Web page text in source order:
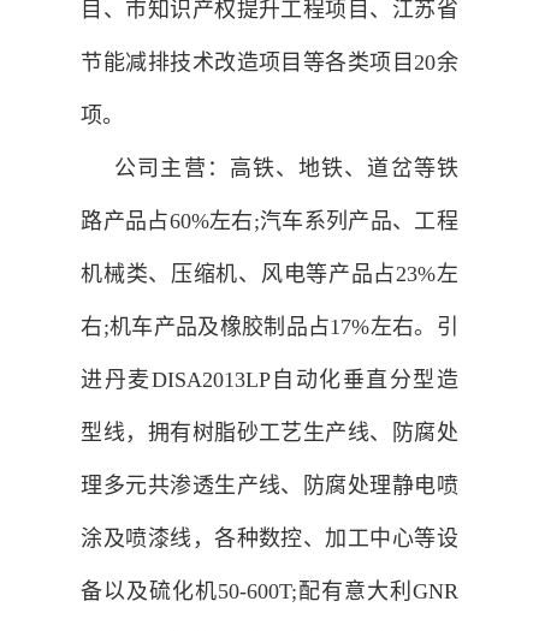
目、市知识产权提升工程项目、江苏省
节能减排技术改造项目等各类项目20余
项。
公司主营：高铁、地铁、道岔等铁
路产品占60%左右;汽车系列产品、工程
机械类、压缩机、风电等产品占23%左
右;机车产品及橡胶制品占17%左右。引
进丹麦DISA2013LP自动化垂直分型造
型线，拥有树脂砂工艺生产线、防腐处
理多元共渗透生产线、防腐处理静电喷
涂及喷漆线，各种数控、加工中心等设
备以及硫化机50-600T;配有意大利GNR